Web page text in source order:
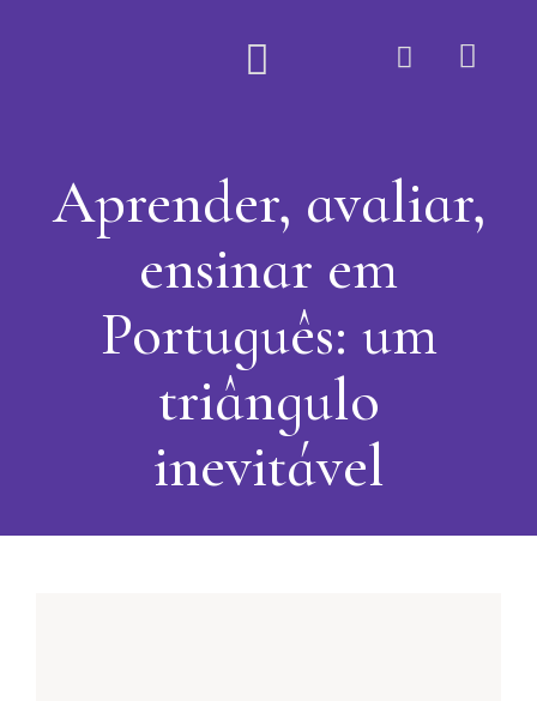
Aprender, avaliar,
ensinar em
Português: um
triângulo
inevitável